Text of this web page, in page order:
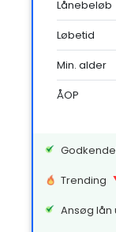
Lånebeløb
Løbetid
Min. alder
ÅOP
Trending
Ansøg